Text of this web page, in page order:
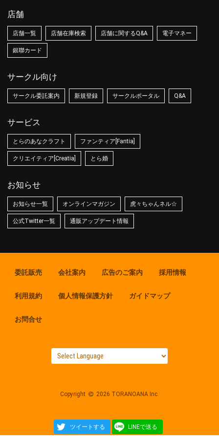
ツイートする LINEで送る
店舗
店舗一覧 店舗在庫検索 店舗に関するQ&A 電子マネー
銀聯カード
サークル向け
サークル委託案内 新規登録 サークルポータル Q&A
サービス
とらのあなクラフト ファンティア[Fantia]
クリエイティア[Creatia] とら婚
お知らせ
お知らせ一覧 オンラインマガジン 虎々ちゃんネル☆
公式Twitter一覧 通販アップデート情報
委託販売 会社案内 広告のご案内 採用情報
利用規約 個人情報保護方針 ガイドマップ
お問合せ
Copyright 2026 TORANOANA Inc.